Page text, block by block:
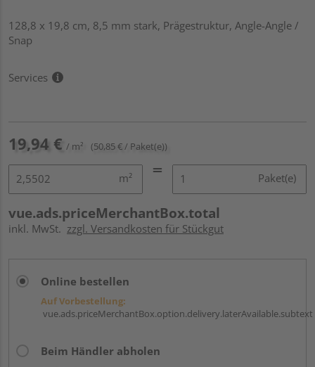
128,8 x 19,8 cm, 8,5 mm stark, Prägestruktur, Angle-Angle /
Snap
Services
19,94 € / m² (50,85 € / Paket(e))
m² Paket(e)
vue.ads.priceMerchantBox.total
inkl. MwSt. zzgl. Versandkosten für Stückgut
Online bestellen
Auf Vorbestellung:
vue.ads.priceMerchantBox.option.delivery.laterAvailable.subtext
Beim Händler abholen